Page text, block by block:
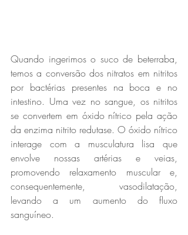
Quando ingerimos o suco de beterraba,
temos a conversão dos nitratos em nitritos
por bactérias presentes na boca e no
intestino. Uma vez no sangue, os nitritos
se convertem em óxido nítrico pela ação
da enzima nitrito redutase. O óxido nítrico
interage com a musculatura lisa que
envolve nossas artérias e veias,
promovendo relaxamento muscular e,
consequentemente, vasodilatação,
levando a um aumento do fluxo
sanguíneo.